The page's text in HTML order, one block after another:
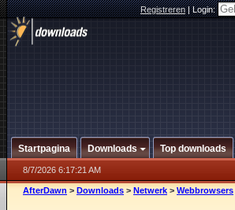
Registreren|Login:
Startpagina Downloads Top downloads
8/7/2026 6:17:21 AM
AfterDawn > Downloads > Netwerk > Webbrowsers